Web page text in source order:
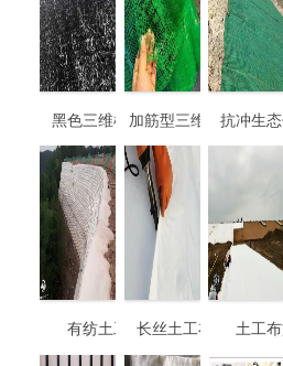
黑色三维植被网加筋型三维植被网
抗冲生
有纺土工布长丝土工布焊接土工